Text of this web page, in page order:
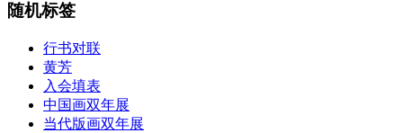
随机标签
行书对联
黄芳
入会填表
中国画双年展
当代版画双年展